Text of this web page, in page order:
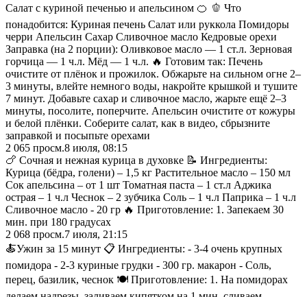
Салат с куриной печенью и апельсином 🍊 🫑 Что
понадобится: Куриная печень Салат или руккола Помидоры
черри Апельсин Сахар Сливочное масло Кедровые орехи
Заправка (на 2 порции): Оливковое масло — 1 ст.л. Зерновая
горчица — 1 ч.л. Мёд — 1 ч.л. 🔥 Готовим так: Печень
очистите от плёнок и прожилок. Обжарьте на сильном огне 2–
3 минуты, влейте немного воды, накройте крышкой и тушите
7 минут. Добавьте сахар и сливочное масло, жарьте ещё 2–3
минуты, посолите, поперчите. Апельсин очистите от кожуры
и белой плёнки. Соберите салат, как в видео, сбрызните
заправкой и посыпьте орехами
2 065 просм.8 июля, 08:15
🍗 Сочная и нежная курица в духовке 📝 Ингредиенты:
Курица (бёдра, голени) – 1,5 кг Растительное масло – 150 мл
Сок апельсина – от 1 шт Томатная паста – 1 ст.л Аджика
острая – 1 ч.л Чеснок – 2 зубчика Соль – 1 ч.л Паприка – 1 ч.л
Сливочное масло - 20 гр 🔥 Приготовление: 1. Запекаем 30
мин. при 180 градусах
2 068 просм.7 июля, 21:15
🍝Ужин за 15 минут 📋 Ингредиенты: - 3-4 очень крупных
помидора - 2-3 куриные грудки - 300 гр. макарон - Соль,
перец, базилик, чеснок 🍽️ Приготовление: 1. На помидорах